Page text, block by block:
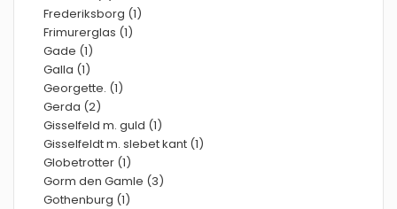
Frederiksborg (1)
Frimurerglas (1)
Gade (1)
Galla (1)
Georgette. (1)
Gerda (2)
Gisselfeld m. guld (1)
Gisselfeldt m. slebet kant (1)
Globetrotter (1)
Gorm den Gamle (3)
Gothenburg (1)